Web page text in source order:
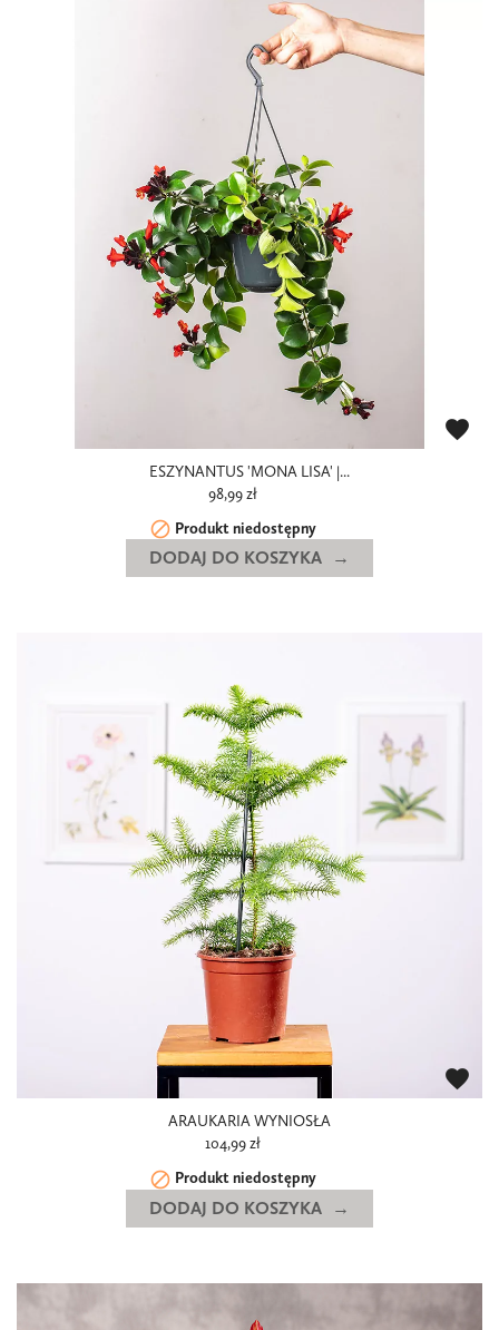
ESZYNANTUS 'MONA LISA' |...
98,99 zł
 Produkt niedostępny
favorite
DODAJ DO KOSZYKA
ARAUKARIA WYNIOSŁA
104,99 zł
 Produkt niedostępny
favorite
DODAJ DO KOSZYKA